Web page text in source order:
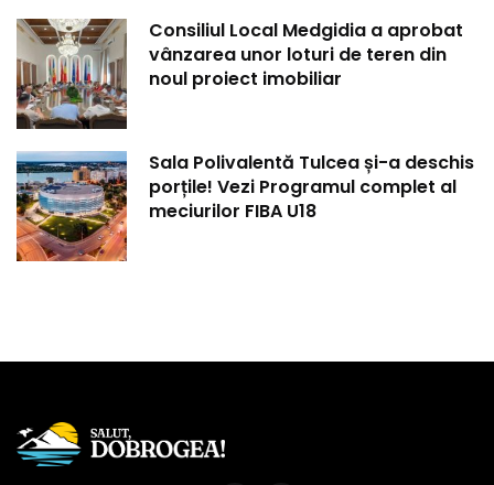
Consiliul Local Medgidia a aprobat
vânzarea unor loturi de teren din
noul proiect imobiliar
Sala Polivalentă Tulcea și-a deschis
porțile! Vezi Programul complet al
meciurilor FIBA U18